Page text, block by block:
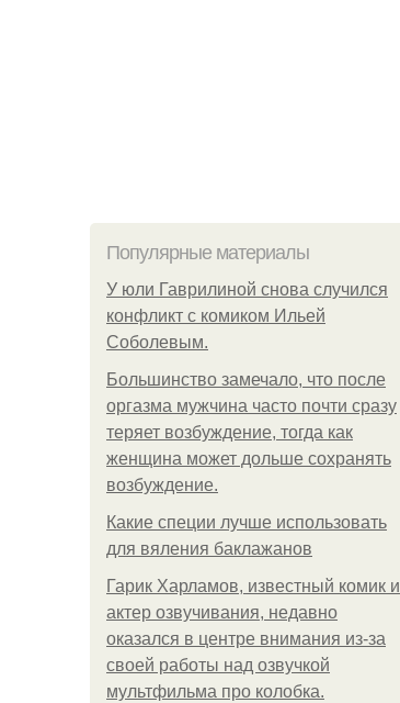
Популярные материалы
У юли Гаврилиной снова случился
конфликт с комиком Ильей
Соболевым.
Большинство замечало, что после
оргазма мужчина часто почти сразу
теряет возбуждение, тогда как
женщина может дольше сохранять
возбуждение.
Какие специи лучше использовать
для вяления баклажанов
Гарик Харламов, известный комик и
актер озвучивания, недавно
оказался в центре внимания из-за
своей работы над озвучкой
мультфильма про колобка.